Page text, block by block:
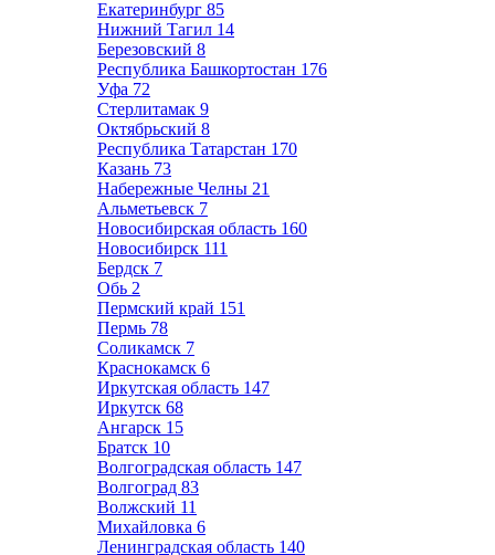
Екатеринбург 85
Нижний Тагил 14
Березовский 8
Республика Башкортостан 176
Уфа 72
Стерлитамак 9
Октябрьский 8
Республика Татарстан 170
Казань 73
Набережные Челны 21
Альметьевск 7
Новосибирская область 160
Новосибирск 111
Бердск 7
Обь 2
Пермский край 151
Пермь 78
Соликамск 7
Краснокамск 6
Иркутская область 147
Иркутск 68
Ангарск 15
Братск 10
Волгоградская область 147
Волгоград 83
Волжский 11
Михайловка 6
Ленинградская область 140